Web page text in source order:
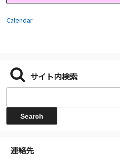
Calendar
サイト内検索
連絡先